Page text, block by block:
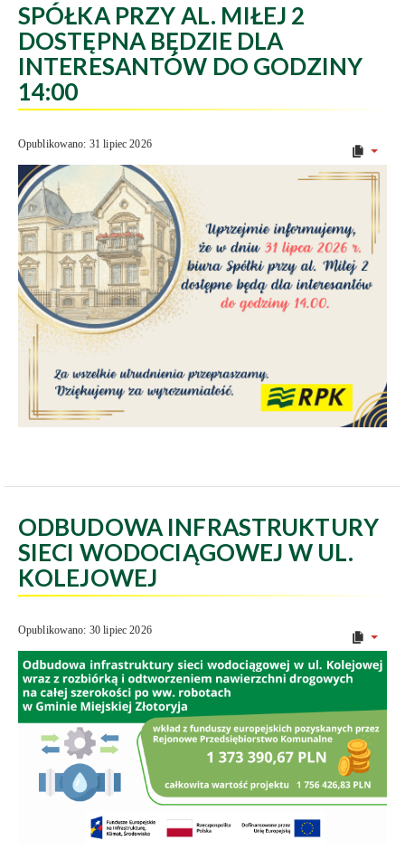
SPÓŁKA PRZY AL. MIŁEJ 2
DOSTĘPNA BĘDZIE DLA
INTERESANTÓW DO GODZINY
14:00
Opublikowano: 31 lipiec 2026
ODBUDOWA INFRASTRUKTURY
SIECI WODOCIĄGOWEJ W UL.
KOLEJOWEJ
Opublikowano: 30 lipiec 2026